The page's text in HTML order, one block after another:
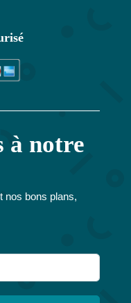
à notre
nos bons plans,